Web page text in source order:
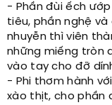
- Phần đùi ếch
tiêu, phần nghệ
nhuyễn thì viên
những miếng tròn
vào tay cho đỡ
- Phi thơm hành
xào thịt, cho phần